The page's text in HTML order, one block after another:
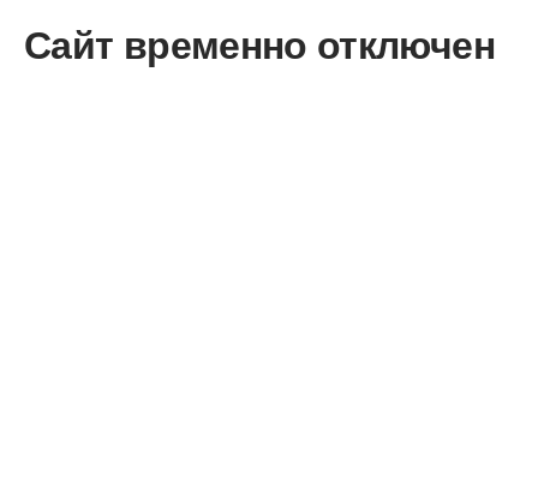
Сайт временно отключен